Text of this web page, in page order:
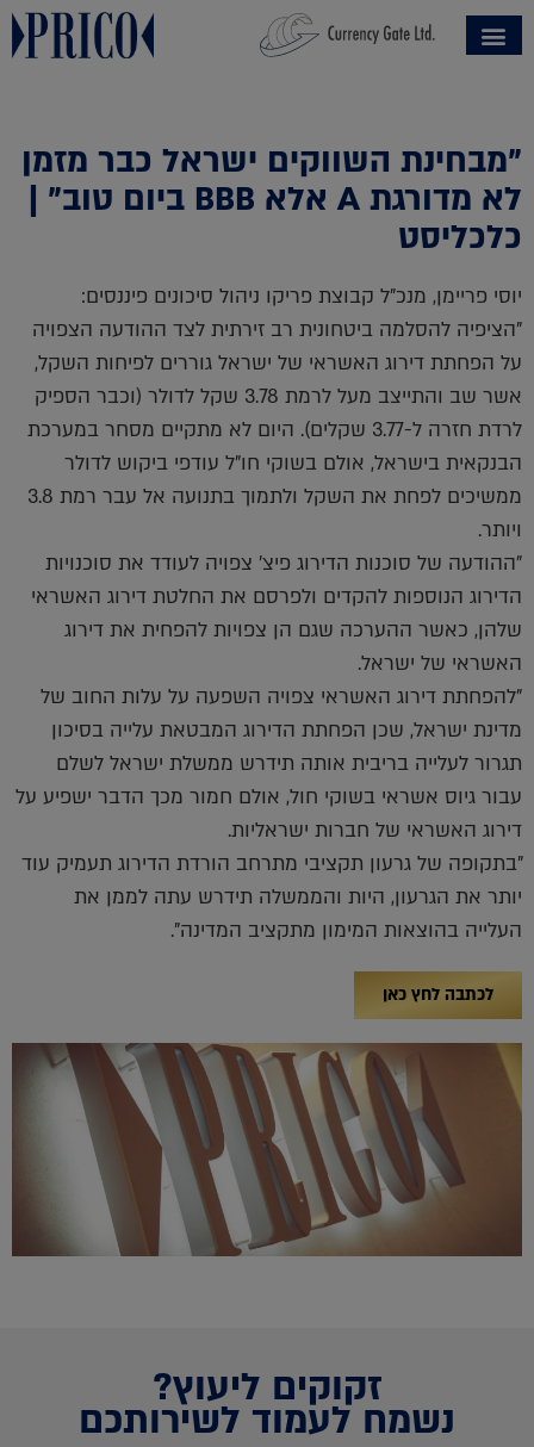
"מבחינת השווקים ישראל כבר מזמן
לא מדורגת A אלא BBB ביום טוב" |
כלכליסט
יוסי פריימן, מנכ"ל קבוצת פריקו ניהול סיכונים פיננסים:
"הציפיה להסלמה ביטחונית רב זירתית לצד ההודעה הצפויה
על הפחתת דירוג האשראי של ישראל גוררים לפיחות השקל,
אשר שב והתייצב מעל לרמת 3.78 שקל לדולר (וכבר הספיק
לרדת חזרה ל-3.77 שקלים). היום לא מתקיים מסחר במערכת
הבנקאית בישראל, אולם בשוקי חו"ל עודפי ביקוש לדולר
ממשיכים לפחת את השקל ולתמוך בתנועה אל עבר רמת 3.8
ויותר.
"ההודעה של סוכנות הדירוג פיצ' צפויה לעודד את סוכנויות
הדירוג הנוספות להקדים ולפרסם את החלטת דירוג האשראי
שלהן, כאשר ההערכה שגם הן צפויות להפחית את דירוג
האשראי של ישראל.
"להפחתת דירוג האשראי צפויה השפעה על עלות החוב של
מדינת ישראל, שכן הפחתת הדירוג המבטאת עלייה בסיכון
תגרור לעלייה בריבית אותה תידרש ממשלת ישראל לשלם
עבור גיוס אשראי בשוקי חול, אולם חמור מכך הדבר ישפיע על
דירוג האשראי של חברות ישראליות.
"בתקופה של גרעון תקציבי מתרחב הורדת הדירוג תעמיק עוד
יותר את הגרעון, היות והממשלה תידרש עתה לממן את
העלייה בהוצאות המימון מתקציב המדינה".
לכתבה לחץ כאן
זקוקים ליעוץ?
נשמח לעמוד לשירותכם